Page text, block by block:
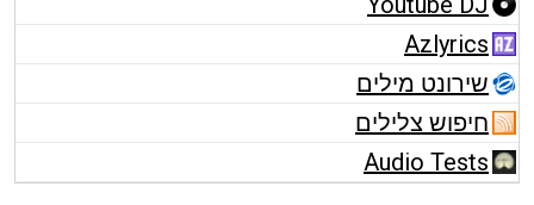
Azlyrics
שירונט מילים
חיפוש צלילים
Audio Tests